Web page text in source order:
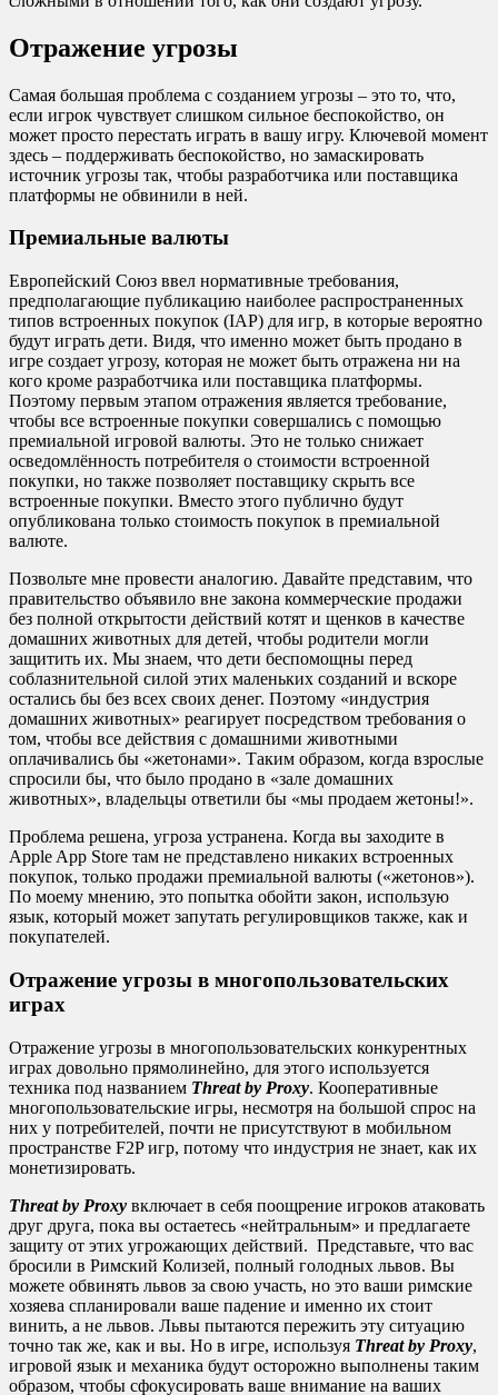
Отражение угрозы
Самая большая проблема с созданием угрозы – это то, что,
если игрок чувствует слишком сильное беспокойство, он
может просто перестать играть в вашу игру. Ключевой момент
здесь – поддерживать беспокойство, но замаскировать
источник угрозы так, чтобы разработчика или поставщика
платформы не обвинили в ней.
Премиальные валюты
Европейский Союз ввел нормативные требования,
предполагающие публикацию наиболее распространенных
типов встроенных покупок (IAP) для игр, в которые вероятно
будут играть дети. Видя, что именно может быть продано в
игре создает угрозу, которая не может быть отражена ни на
кого кроме разработчика или поставщика платформы.
Поэтому первым этапом отражения является требование,
чтобы все встроенные покупки совершались с помощью
премиальной игровой валюты. Это не только снижает
осведомлённость потребителя о стоимости встроенной
покупки, но также позволяет поставщику скрыть все
встроенные покупки. Вместо этого публично будут
опубликована только стоимость покупок в премиальной
валюте.
Позвольте мне провести аналогию. Давайте представим, что
правительство объявило вне закона коммерческие продажи
без полной открытости действий котят и щенков в качестве
домашних животных для детей, чтобы родители могли
защитить их. Мы знаем, что дети беспомощны перед
соблазнительной силой этих маленьких созданий и вскоре
остались бы без всех своих денег. Поэтому «индустрия
домашних животных» реагирует посредством требования о
том, чтобы все действия с домашними животными
оплачивались бы «жетонами». Таким образом, когда взрослые
спросили бы, что было продано в «зале домашних
животных», владельцы ответили бы «мы продаем жетоны!».
Проблема решена, угроза устранена. Когда вы заходите в
Apple App Store там не представлено никаких встроенных
покупок, только продажи премиальной валюты («жетонов»).
По моему мнению, это попытка обойти закон, использую
язык, который может запутать регулировщиков также, как и
покупателей.
Отражение угрозы в многопользовательских
играх
Отражение угрозы в многопользовательских конкурентных
играх довольно прямолинейно, для этого используется
техника под названием Threat by Proxy. Кооперативные
многопользовательские игры, несмотря на большой спрос на
них у потребителей, почти не присутствуют в мобильном
пространстве F2P игр, потому что индустрия не знает, как их
монетизировать.
Threat by Proxy включает в себя поощрение игроков атаковать
друг друга, пока вы остаетесь «нейтральным» и предлагаете
защиту от этих угрожающих действий. Представьте, что вас
бросили в Римский Колизей, полный голодных львов. Вы
можете обвинять львов за свою участь, но это ваши римские
хозяева спланировали ваше падение и именно их стоит
винить, а не львов. Львы пытаются пережить эту ситуацию
точно так же, как и вы. Но в игре, используя Threat by Proxy,
игровой язык и механика будут осторожно выполнены таким
образом, чтобы сфокусировать ваше внимание на ваших